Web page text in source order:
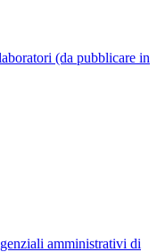
(da pubblicare in
amministrativi di